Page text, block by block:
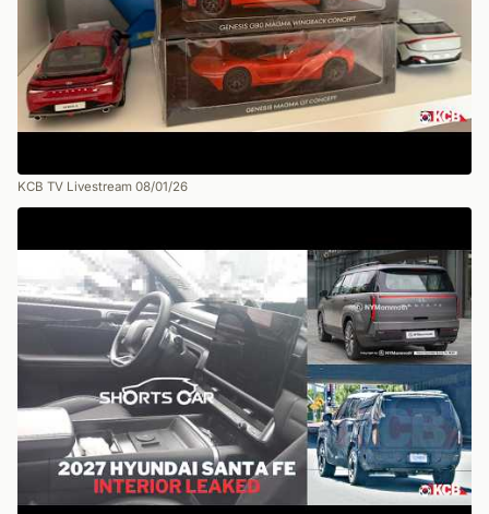
KCB TV Livestream 08/01/26